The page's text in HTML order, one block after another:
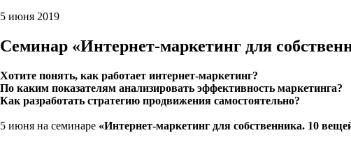
5 июня 2019
Семинар «Интернет-маркетинг для
Хотите понять, как работает интернет-маркетинг?
По каким показателям анализировать эффективность маркетинга?
Как разработать стратегию продвижения самостоятельно?
5 июня на семинаре «Интернет-маркетинг для собственника. 10